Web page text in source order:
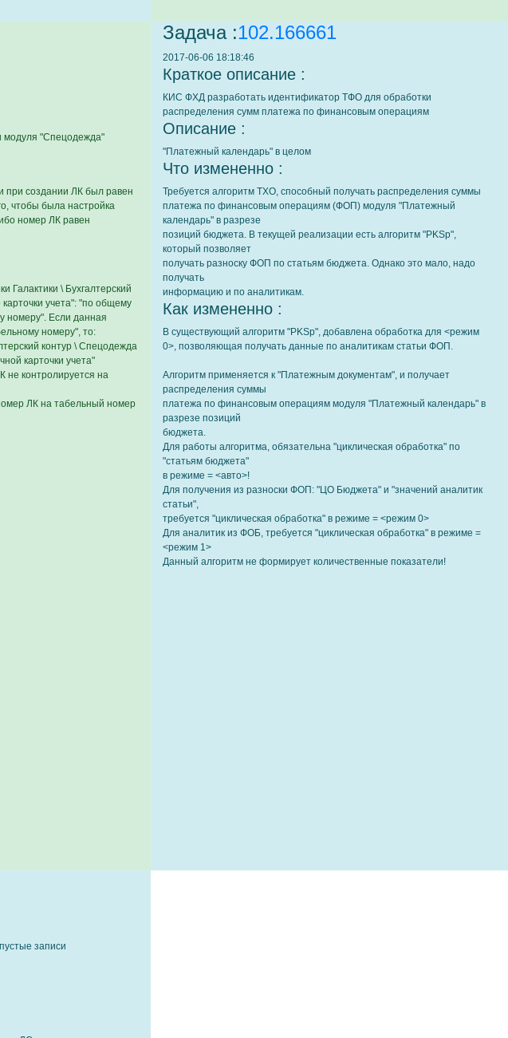
модуля "Спецодежда"
при создании ЛК был равен
чтобы была настройка
номер ЛК равен
Галактики \ Бухгалтерский
учета": "по общему
номеру". Если данная
номеру", то:
контур \ Спецодежда
карточки учета"
не контролируется на
ЛК на табельный номер
Задача :102.166661
2017-06-06 18:18:46
Краткое описание :
КИС ФХД разработать идентификатор ТФО для обработки
распределения сумм платежа по финансовым операциям
Описание :
"Платежный календарь" в целом
Что измененно :
Требуется алгоритм ТХО, способный получать распределения суммы
платежа по финансовым операциям (ФОП) модуля "Платежный
календарь" в разрезе
позиций бюджета. В текущей реализации есть алгоритм "PKSp",
который позволяет
получать разноску ФОП по статьям бюджета. Однако это мало, надо
получать
информацию и по аналитикам.
Как измененно :
В существующий алгоритм "PKSp", добавлена обработка для <режим
0>, позволяющая получать данные по аналитикам статьи ФОП.
Алгоритм применяется к "Платежным документам", и получает
распределения суммы
платежа по финансовым операциям модуля "Платежный календарь" в
разрезе позиций
бюджета.
Для работы алгоритма, обязательна "циклическая обработка" по
"статьям бюджета"
в режиме = <авто>!
Для получения из разноски ФОП: "ЦО Бюджета" и "значений аналитик
статьи",
требуется "циклическая обработка" в режиме = <режим 0>
Для аналитик из ФОБ, требуется "циклическая обработка" в режиме =
<режим 1>
Данный алгоритм не формирует количественные показатели!
записи